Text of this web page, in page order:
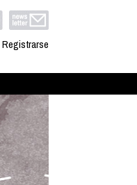
Registrarse